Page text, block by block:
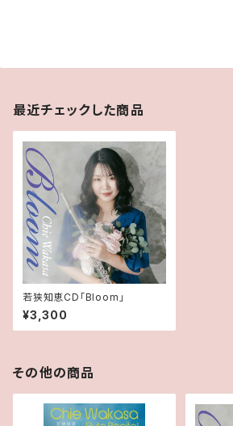
最近チェックした商品
若狭知恵CD「Bloom」
¥3,300
その他の商品